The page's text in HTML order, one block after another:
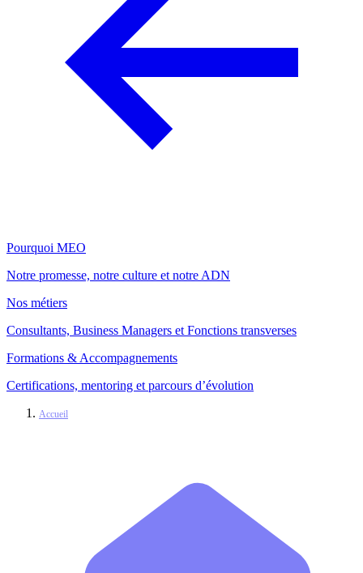
Pourquoi MEO
Notre promesse, notre culture et notre ADN
Nos métiers
Consultants, Business Managers et Fonctions transverses
Formations & Accompagnements
Certifications, mentoring et parcours d’évolution
Accueil